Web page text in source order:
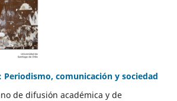
Periodismo, comunicación y sociedad
de difusión académica y de